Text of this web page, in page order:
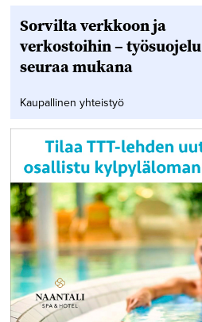
Sorvilta verkkoon ja
verkostoihin – työsuojelu
seuraa mukana
Kaupallinen yhteistyö